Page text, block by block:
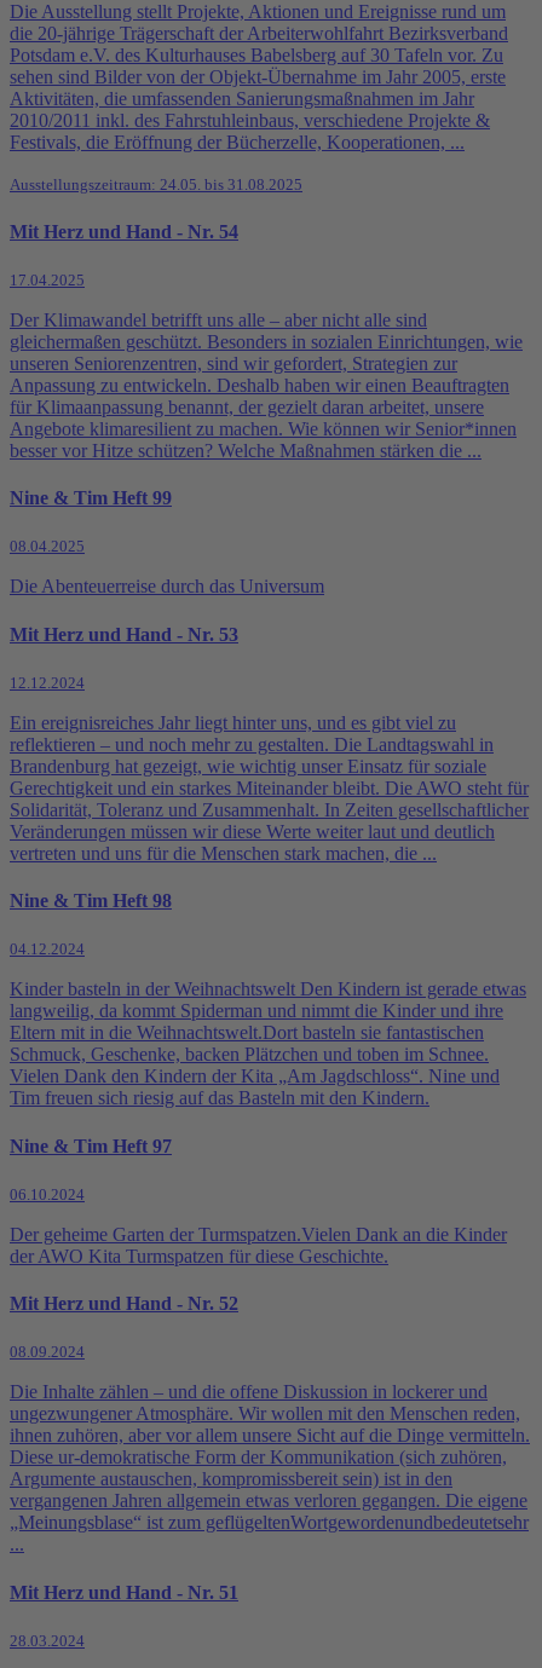
Die Ausstellung stellt Projekte, Aktionen und Ereignisse rund um
die 20-jährige Trägerschaft der Arbeiterwohlfahrt Bezirksverband
Potsdam e.V. des Kulturhauses Babelsberg auf 30 Tafeln vor. Zu
sehen sind Bilder von der Objekt-Übernahme im Jahr 2005, erste
Aktivitäten, die umfassenden Sanierungsmaßnahmen im Jahr
2010/2011 inkl. des Fahrstuhleinbaus, verschiedene Projekte &
Festivals, die Eröffnung der Bücherzelle, Kooperationen, ...
Ausstellungszeitraum: 24.05. bis 31.08.2025
Mit Herz und Hand - Nr. 54
17.04.2025
Der Klimawandel betrifft uns alle – aber nicht alle sind
gleichermaßen geschützt. Besonders in sozialen Einrichtungen, wie
unseren Seniorenzentren, sind wir gefordert, Strategien zur
Anpassung zu entwickeln. Deshalb haben wir einen Beauftragten
für Klimaanpassung benannt, der gezielt daran arbeitet, unsere
Angebote klimaresilient zu machen. Wie können wir Senior*innen
besser vor Hitze schützen? Welche Maßnahmen stärken die ...
Nine & Tim Heft 99
08.04.2025
Die Abenteuerreise durch das Universum
Mit Herz und Hand - Nr. 53
12.12.2024
Ein ereignisreiches Jahr liegt hinter uns, und es gibt viel zu
reflektieren – und noch mehr zu gestalten. Die Landtagswahl in
Brandenburg hat gezeigt, wie wichtig unser Einsatz für soziale
Gerechtigkeit und ein starkes Miteinander bleibt. Die AWO steht für
Solidarität, Toleranz und Zusammenhalt. In Zeiten gesellschaftlicher
Veränderungen müssen wir diese Werte weiter laut und deutlich
vertreten und uns für die Menschen stark machen, die ...
Nine & Tim Heft 98
04.12.2024
Kinder basteln in der Weihnachtswelt Den Kindern ist gerade etwas
langweilig, da kommt Spiderman und nimmt die Kinder und ihre
Eltern mit in die Weihnachtswelt.Dort basteln sie fantastischen
Schmuck, Geschenke, backen Plätzchen und toben im Schnee.
Vielen Dank den Kindern der Kita „Am Jagdschloss“. Nine und
Tim freuen sich riesig auf das Basteln mit den Kindern.
Nine & Tim Heft 97
06.10.2024
Der geheime Garten der Turmspatzen.Vielen Dank an die Kinder
der AWO Kita Turmspatzen für diese Geschichte.
Mit Herz und Hand - Nr. 52
08.09.2024
Die Inhalte zählen – und die offene Diskussion in lockerer und
ungezwungener Atmosphäre. Wir wollen mit den Menschen reden,
ihnen zuhören, aber vor allem unsere Sicht auf die Dinge vermitteln.
Diese ur-demokratische Form der Kommunikation (sich zuhören,
Argumente austauschen, kompromissbereit sein) ist in den
vergangenen Jahren allgemein etwas verloren gegangen. Die eigene
„Meinungsblase“ ist zum geflügeltenWortgewordenundbedeutetsehr
...
Mit Herz und Hand - Nr. 51
28.03.2024